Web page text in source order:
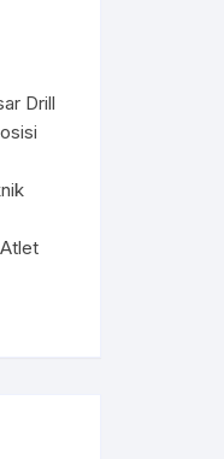
Drill